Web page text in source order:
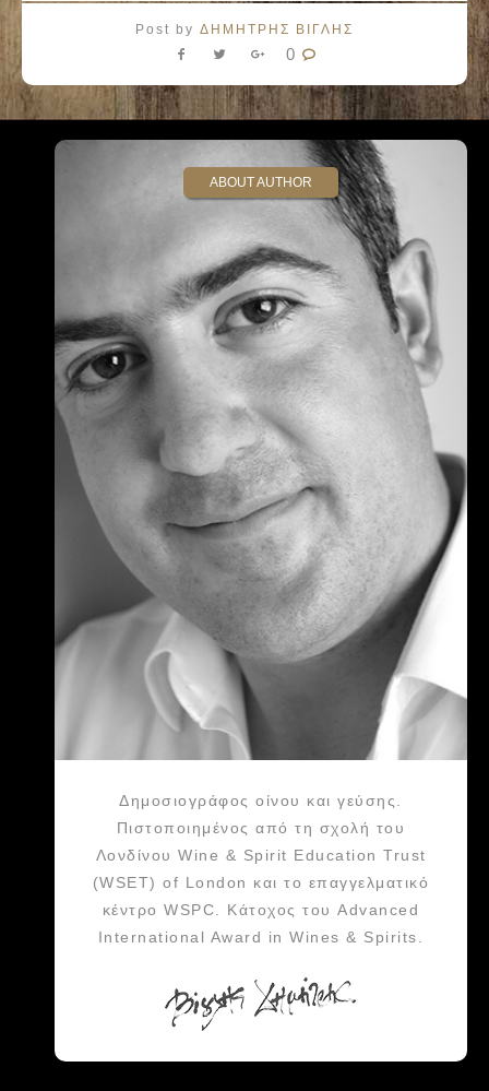
Post by ΔΗΜΗΤΡΗΣ ΒΙΓΛΗΣ
0
ABOUT AUTHOR
Δημοσιογράφος οίνου και γεύσης.
Πιστοποιημένος από τη σχολή του
Λονδίνου Wine & Spirit Education Trust
(WSET) of London και το επαγγελματικό
κέντρο WSPC. Κάτοχος του Advanced
International Award in Wines & Spirits.